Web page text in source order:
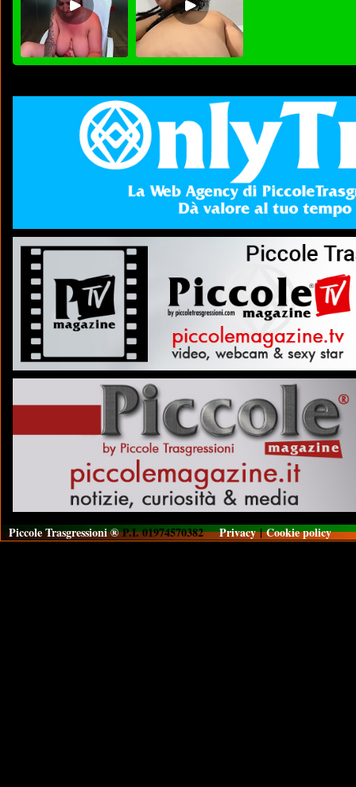
Piccole Trasgressioni ®P.I. 01974570382Privacy|Cookie policy